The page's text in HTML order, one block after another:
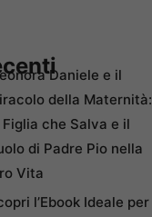
Daniele e il
della Maternità:
Figlia che Salva e il
di Padre Pio nella
Vita
l’Ebook Ideale per